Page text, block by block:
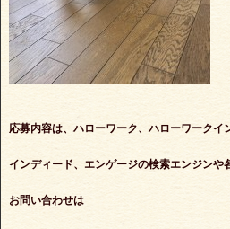
応募内容は、ハローワーク、ハローワークイ
インディード、エンゲージの検索エンジンや
お問い合わせは